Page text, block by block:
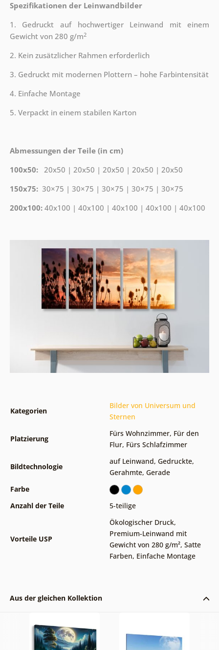
Spezifikationen der Leinwandbilder
1. Gedruckt auf hochwertiger Leinwand mit einem
Gewicht von 280 g/m2
2. Kein zusätzlicher Rahmen erforderlich
3. Gedruckt mit modernen Plottern – hohe Farbintensität
4. Einfache Montage
5. Verpackt in einem stabilen Karton
Abmessungen der Teile (in cm)
100x50: 20x50 | 20x50 | 20x50 | 20x50 | 20x50
150x75: 30×75 | 30×75 | 30×75 | 30×75 | 30×75
200x100: 40x100 | 40x100 | 40x100 | 40x100 | 40x100
Kategorien
Bilder von Universum und
Sternen
Platzierung
Fürs Wohnzimmer, Für den
Flur, Fürs Schlafzimmer
Bildtechnologie
auf Leinwand, Gedruckte,
Gerahmte, Gerade
Farbe
Anzahl der Teile
5-teilige
Vorteile USP
Ökologischer Druck,
Premium-Leinwand mit
Gewicht von 280 g/m², Satte
Farben, Einfache Montage
Aus der gleichen Kollektion